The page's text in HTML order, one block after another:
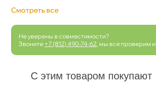
Смотреть все
Не уверены в совместимости?
Звоните +7 (812) 490-74-62 , мы все проверим
С этим товаром покупают